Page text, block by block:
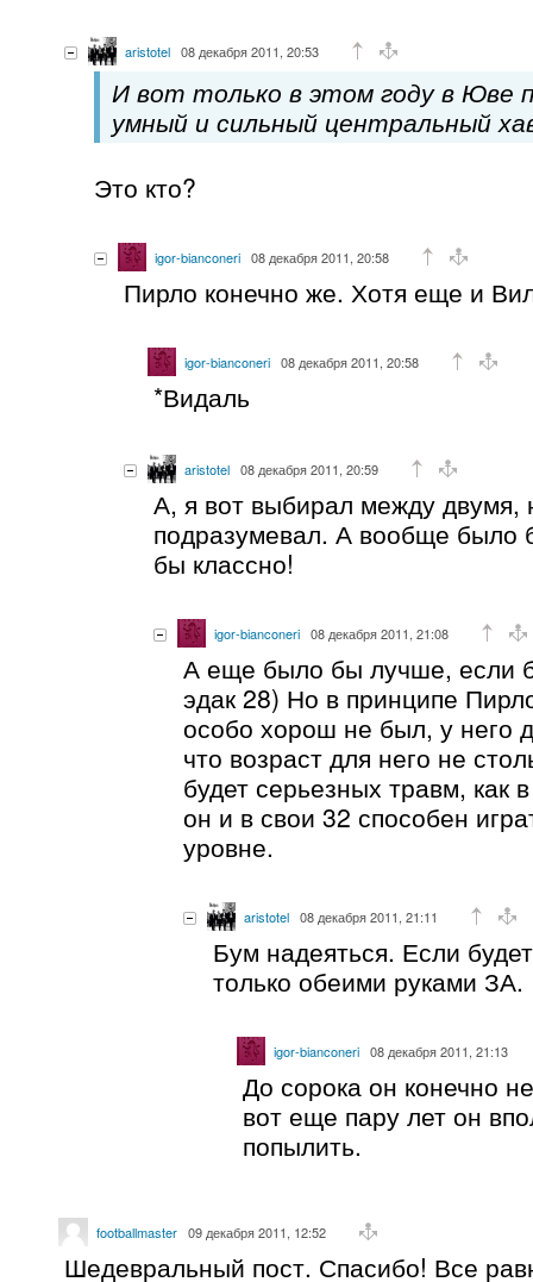
aristotel 08 декабря 2011, 20:53
И вот только в этом году в Юве
умный и сильный центральный
Это кто?
igor-bianconeri 08 декабря 2011, 20:58
Пирло конечно же. Хотя еще и
igor-bianconeri 08 декабря 2011, 20:58
*Видаль
aristotel 08 декабря 2011, 20:59
А, я вот выбирал между двумя,
подразумевал. А вообще было
бы классно!
igor-bianconeri 08 декабря 2011, 21:08
А еще было бы лучше, если
эдак 28) Но в принципе
особо хорош не был, у него
что возраст для него не
будет серьезных травм, как
он и в свои 32 способен
уровне.
aristotel 08 декабря 2011, 21:11
Бум надеяться. Если
только обеими руками ЗА.
igor-bianconeri 08 декабря 2011, 21:13
До сорока он конечно
вот еще пару лет он
попылить.
footballmaster 09 декабря 2011, 12:52
Шедевральный пост. Спасибо! Все